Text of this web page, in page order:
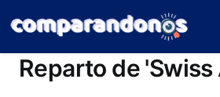
Reparto de